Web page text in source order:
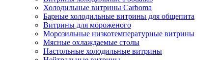
Холодильные витрины Carboma
Барные холодильные витрины для общепита
Витрины для мороженого
Морозильные низкотемпературные витрины
Мясные охлаждаемые столы
Настольные холодильные витрины